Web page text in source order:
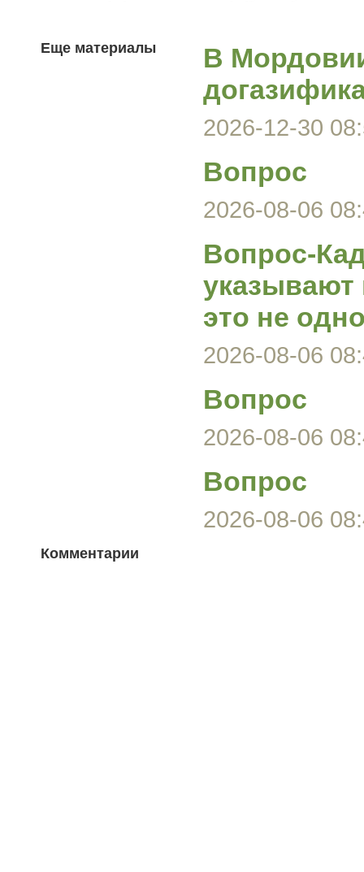
Еще материалы
В
2026-12-30
Вопрос
2026-08-06
Вопрос-
это не
2026-08-06
Вопрос
2026-08-06
Вопрос
2026-08-06
Комментарии